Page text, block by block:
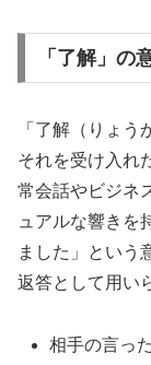
「了解」の
「了解（りょう
それを受け入れ
常会話やビジネ
ュアルな響きを
ました」という
返答として用い
相手の言っ